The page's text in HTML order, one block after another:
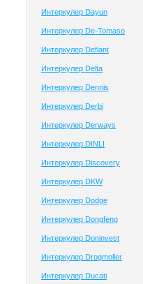
Интеркулер Dayun
Интеркулер De-Tomaso
Интеркулер Defiant
Интеркулер Delta
Интеркулер Dennis
Интеркулер Derbi
Интеркулер Derways
Интеркулер DINLI
Интеркулер Discovery
Интеркулер DKW
Интеркулер Dodge
Интеркулер Dongfeng
Интеркулер Doninvest
Интеркулер Drogmoller
Интеркулер Ducati